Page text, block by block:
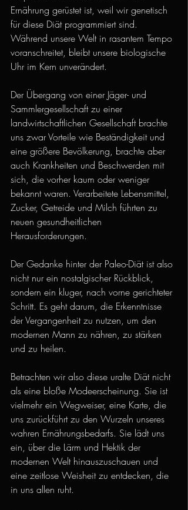
Ernährung gerüstet ist, weil wir genetisch
für diese Diät programmiert sind.
Während unsere Welt in rasantem Tempo
voranschreitet, bleibt unsere biologische
Uhr im Kern unverändert.
Der Übergang von einer Jäger- und
Sammlergesellschaft zu einer
landwirtschaftlichen Gesellschaft brachte
uns zwar Vorteile wie Beständigkeit und
eine größere Bevölkerung, brachte aber
auch Krankheiten und Beschwerden mit
sich, die vorher kaum oder weniger
bekannt waren. Verarbeitete Lebensmittel,
Zucker, Getreide und Milch führten zu
neuen gesundheitlichen
Herausforderungen.
Der Gedanke hinter der Paleo-Diät ist also
nicht nur ein nostalgischer Rückblick,
sondern ein kluger, nach vorne gerichteter
Schritt. Es geht darum, die Erkenntnisse
der Vergangenheit zu nutzen, um den
modernen Mann zu nähren, zu stärken
und zu heilen.
Betrachten wir also diese uralte Diät nicht
als eine bloße Modeerscheinung. Sie ist
vielmehr ein Wegweiser, eine Karte, die
uns zurückführt zu den Wurzeln unseres
wahren Ernährungsbedarfs. Sie lädt uns
ein, über die Lärm und Hektik der
modernen Welt hinauszuschauen und
eine zeitlose Weisheit zu entdecken, die
in uns allen ruht.